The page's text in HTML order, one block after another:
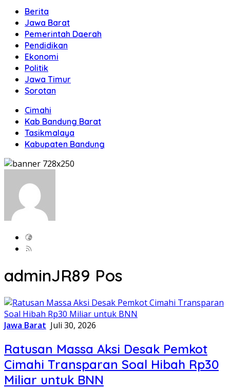
Berita
Jawa Barat
Pemerintah Daerah
Pendidikan
Ekonomi
Politik
Jawa Timur
Sorotan
Cimahi
Kab Bandung Barat
Tasikmalaya
Kabupaten Bandung
adminJR89 Pos
Jawa Barat Juli 30, 2026
Ratusan Massa Aksi Desak Pemkot
Cimahi Transparan Soal Hibah Rp30
Miliar untuk BNN